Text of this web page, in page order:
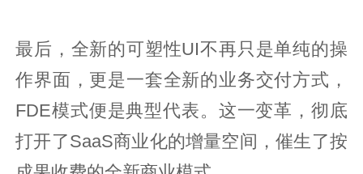
最后，全新的可塑性UI不再只是单纯的操
作界面，更是一套全新的业务交付方式，
FDE模式便是典型代表。这一变革，彻底
打开了SaaS商业化的增量空间，催生了按